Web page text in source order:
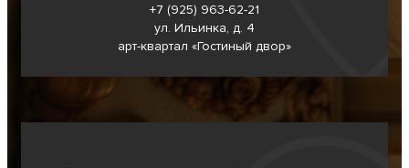
+7 (925) 963-62-21
ул. Ильинка, д. 4
арт-квартал «Гостиный двор»